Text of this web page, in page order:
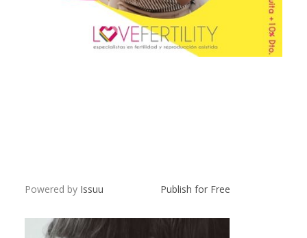
Powered by Issuu Publish for Free